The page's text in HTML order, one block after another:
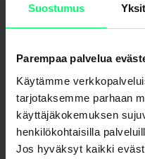
Suostumus
Parempaa palvelua
Käytämme
tarjotaksemme parhaan
käyttäjäkokemuksen
henkilökohtaisilla
Jos hyväksyt kaikki
Juoksevat kulut
Merkintäpalkkio
Lunastuspalkkio
Rahastoa hallinnoi